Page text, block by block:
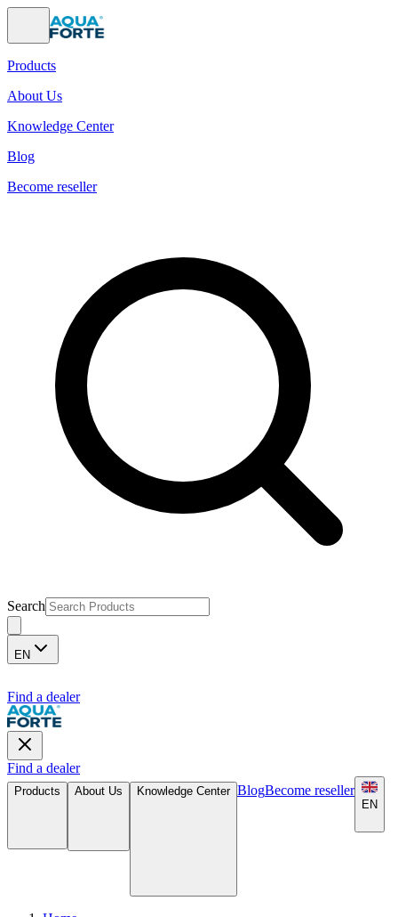
Products
About Us
Knowledge Center
Blog
Become reseller
Search
EN
Find a dealer
Find a dealer
Products About Us Knowledge Center BlogBecome reseller
EN